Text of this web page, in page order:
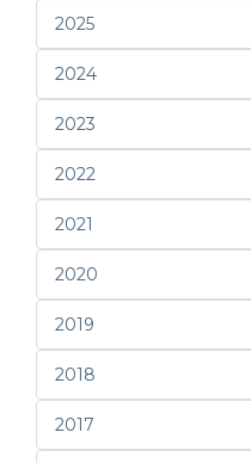
2025
2024
2023
2022
2021
2020
2019
2018
2017